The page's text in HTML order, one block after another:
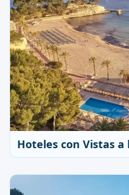
Hoteles con Vistas a